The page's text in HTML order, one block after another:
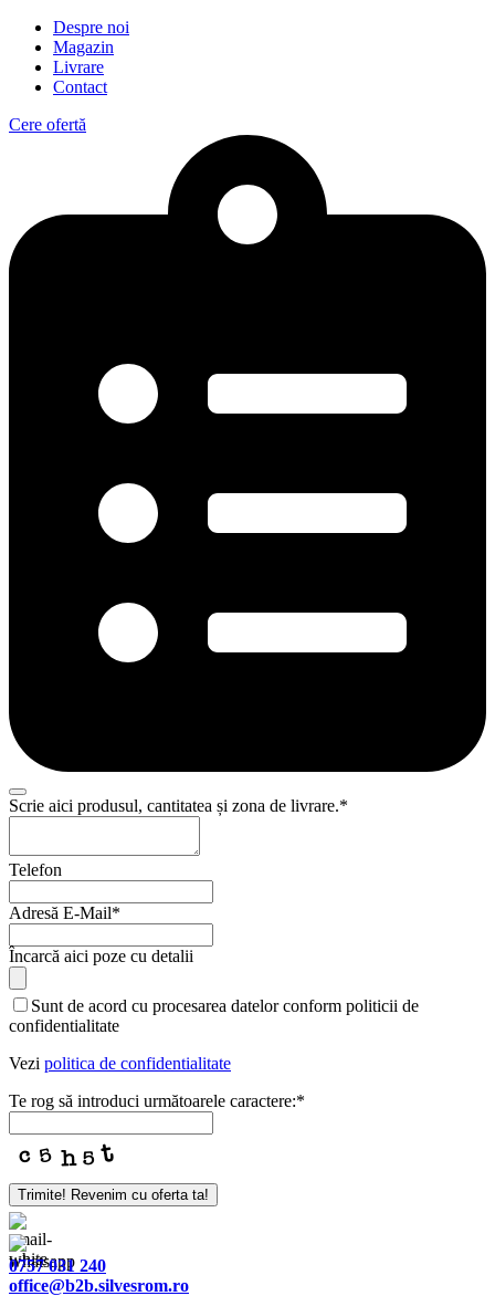
Despre noi
Magazin
Livrare
Contact
Cere ofertă
Scrie aici produsul, cantitatea și zona de livrare.*
Telefon
Adresă E-Mail*
Încarcă aici poze cu detalii
Sunt de acord cu procesarea datelor conform politicii de
confidentialitate
Vezi politica de confidentialitate
Te rog să introduci următoarele caractere:*
Phone
Number*
Trimite! Revenim cu oferta ta!
0757 031 240
office@b2b.silvesrom.ro